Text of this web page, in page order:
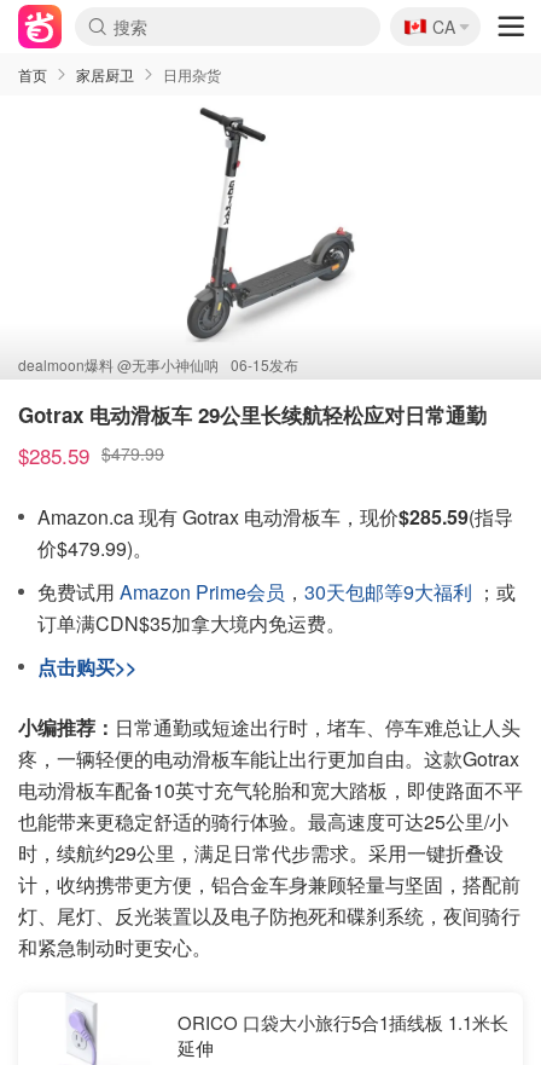
🇨🇦
CA
首页 家居厨卫 日用杂货
dealmoon爆料 @无事小神仙呐 06-15发布
Gotrax 电动滑板车 29公里长续航轻松应对日常通勤
$285.59 $479.99
Amazon.ca 现有 Gotrax 电动滑板车，现价$285.59(指导
价$479.99)。
免费试用 Amazon Prime会员 ， 30天包邮等9大福利 ；或
订单满CDN$35加拿大境内免运费。
点击购买>>
小编推荐： 日常通勤或短途出行时，堵车、停车难总让人头
疼，一辆轻便的电动滑板车能让出行更加自由。这款Gotrax
电动滑板车配备10英寸充气轮胎和宽大踏板，即使路面不平
也能带来更稳定舒适的骑行体验。最高速度可达25公里/小
时，续航约29公里，满足日常代步需求。采用一键折叠设
计，收纳携带更方便，铝合金车身兼顾轻量与坚固，搭配前
灯、尾灯、反光装置以及电子防抱死和碟刹系统，夜间骑行
和紧急制动时更安心。
ORICO 口袋大小旅行5合1插线板 1.1米长
延伸